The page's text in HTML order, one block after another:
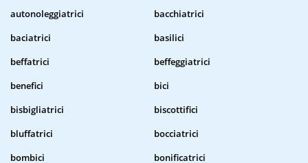
autonoleggiatrici
bacchiatrici
baciatrici
basilici
beffatrici
beffeggiatrici
benefici
bici
bisbigliatrici
biscottifici
bluffatrici
bocciatrici
bombici
bonificatrici